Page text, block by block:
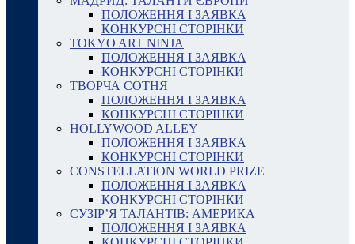
ПОЛОЖЕННЯ І ЗАЯВКА
КОНКУРСНІ СТОРІНКИ
TOKYO ART NINJA
ПОЛОЖЕННЯ І ЗАЯВКА
КОНКУРСНІ СТОРІНКИ
ТВОРЧА СОТНЯ
ПОЛОЖЕННЯ І ЗАЯВКА
КОНКУРСНІ СТОРІНКИ
HOLLYWOOD ALLEY
ПОЛОЖЕННЯ І ЗАЯВКА
КОНКУРСНІ СТОРІНКИ
CONSTELLATION WORLD PRIZE
ПОЛОЖЕННЯ І ЗАЯВКА
КОНКУРСНІ СТОРІНКИ
СУЗІР’Я ТАЛАНТІВ: АМЕРИКА
ПОЛОЖЕННЯ І ЗАЯВКА